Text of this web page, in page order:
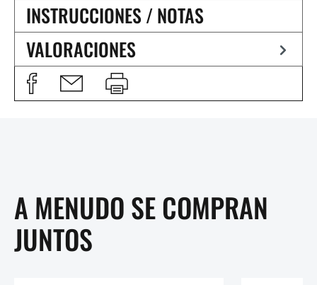
INSTRUCCIONES / NOTAS
VALORACIONES
A MENUDO SE COMPRAN
JUNTOS